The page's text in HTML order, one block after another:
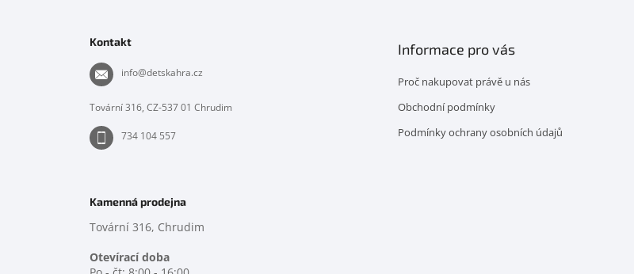
Kontakt
info@detskahra.cz
Tovární 316, CZ-537 01 Chrudim
734 104 557
Kamenná prodejna
Tovární 316, Chrudim
Otevírací doba
Informace pro vás
Proč nakupovat právě u nás
Obchodní podmínky
Podmínky ochrany osobních údajů